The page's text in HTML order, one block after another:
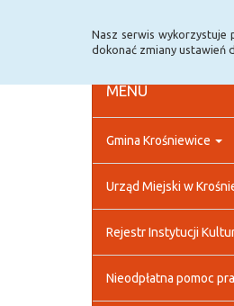
Nasz serwis wykorzystuje
dokonać zmiany ustawień
MENU
Gmina Krośniewice
Urząd Miejski w
Rejestr Instytucji
Nieodpłatna pomoc